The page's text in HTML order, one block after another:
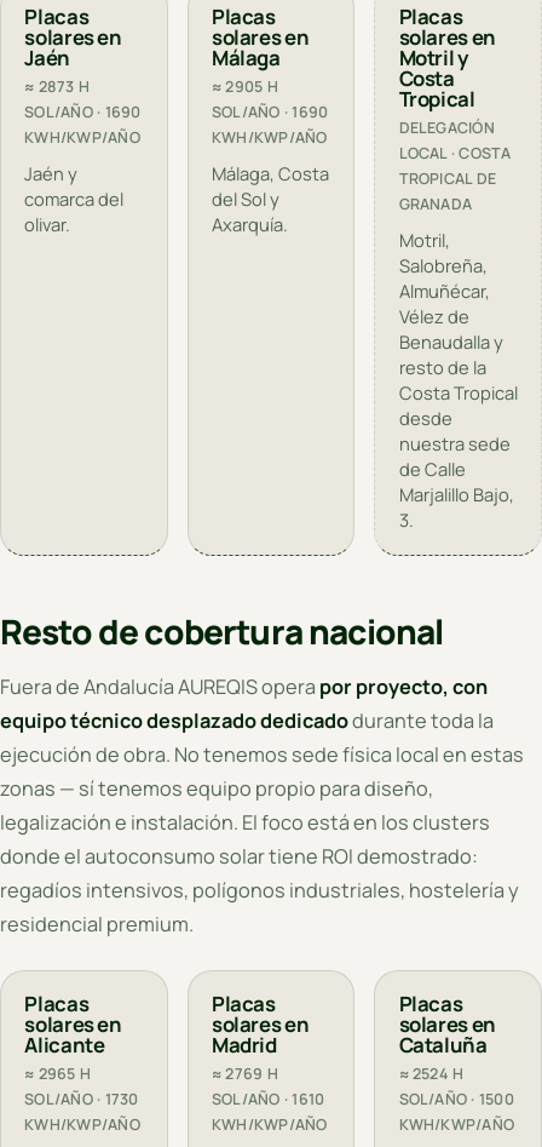
Placas
solares en
Jaén
≈ 2873 H
SOL/AÑO · 1690
KWH/KWP/AÑO
Jaén y
comarca del
olivar.
Placas
solares en
Málaga
≈ 2905 H
SOL/AÑO · 1690
KWH/KWP/AÑO
Málaga, Costa
del Sol y
Axarquía.
Placas
solares en
Motril y
Costa
Tropical
DELEGACIÓN
LOCAL · COSTA
TROPICAL DE
GRANADA
Motril,
Salobreña,
Almuñécar,
Vélez de
Benaudalla y
resto de la
Costa Tropical
desde
nuestra sede
de Calle
Marjalillo Bajo,
3.
Resto de cobertura nacional
Fuera de Andalucía AUREQIS opera por proyecto, con
equipo técnico desplazado dedicadodurante toda la
ejecución de obra. No tenemos sede física local en estas
zonas — sí tenemos equipo propio para diseño,
legalización e instalación. El foco está en los clusters
donde el autoconsumo solar tiene ROI demostrado:
regadíos intensivos, polígonos industriales, hostelería y
residencial premium.
Placas
solares en
Alicante
≈ 2965 H
SOL/AÑO · 1730
KWH/KWP/AÑO
Placas
solares en
Madrid
≈ 2769 H
SOL/AÑO · 1610
KWH/KWP/AÑO
Placas
solares en
Cataluña
≈ 2524 H
SOL/AÑO · 1500
KWH/KWP/AÑO